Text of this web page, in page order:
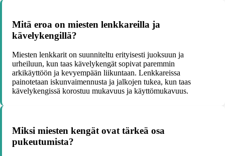
Mitä eroa on miesten lenkkareilla ja
kävelykengillä?
Miesten lenkkarit on suunniteltu erityisesti juoksuun ja
urheiluun, kun taas kävelykengät sopivat paremmin
arkikäyttöön ja kevyempään liikuntaan. Lenkkareissa
painotetaan iskunvaimennusta ja jalkojen tukea, kun taas
kävelykengissä korostuu mukavuus ja käyttömukavuus.
Miksi miesten kengät ovat tärkeä osa
pukeutumista?